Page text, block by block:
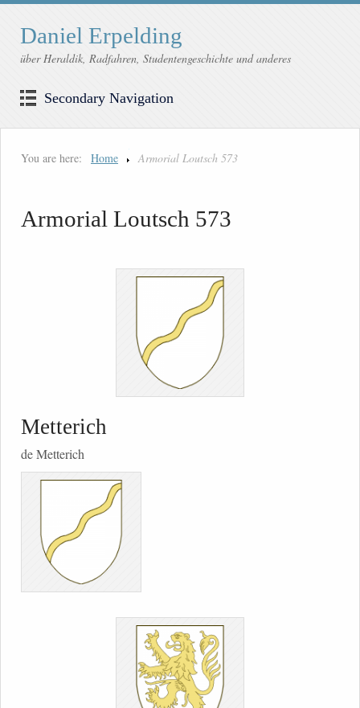
Daniel Erpelding
über Heraldik, Radfahren, Studentengeschichte und anderes
Secondary Navigation
You are here: Home Armorial Loutsch 573
Armorial Loutsch 573
Metterich
de Metterich